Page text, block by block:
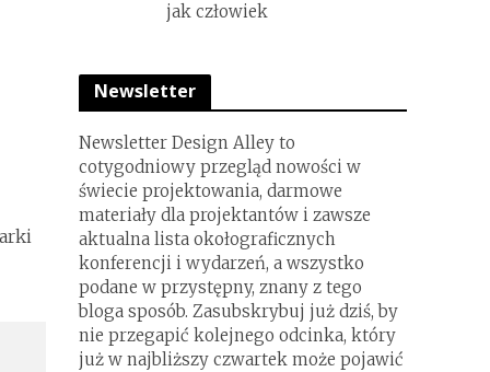
jak człowiek
Newsletter
Newsletter Design Alley to
cotygodniowy przegląd nowości w
świecie projektowania, darmowe
materiały dla projektantów i zawsze
aktualna lista okołograficznych
konferencji i wydarzeń, a wszystko
podane w przystępny, znany z tego
bloga sposób. Zasubskrybuj już dziś, by
nie przegapić kolejnego odcinka, który
już w najbliższy czwartek może pojawić